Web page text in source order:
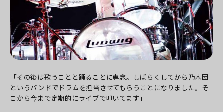
「その後は歌うことと踊ることに専念。しばらくしてから乃木団
というバンドでドラムを担当させてもらうことになりました。そ
こから今まで定期的にライブで叩いてます」